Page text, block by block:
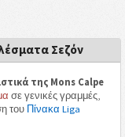
Σεζόν
της Mons Calpe
σε γενικές γραμμές,
του Πίνακα Liga